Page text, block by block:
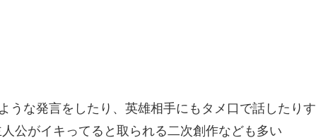
うな発言をしたり、英雄相手にもタメ口で話したりす
公がイキってると取られる二次創作なども多い